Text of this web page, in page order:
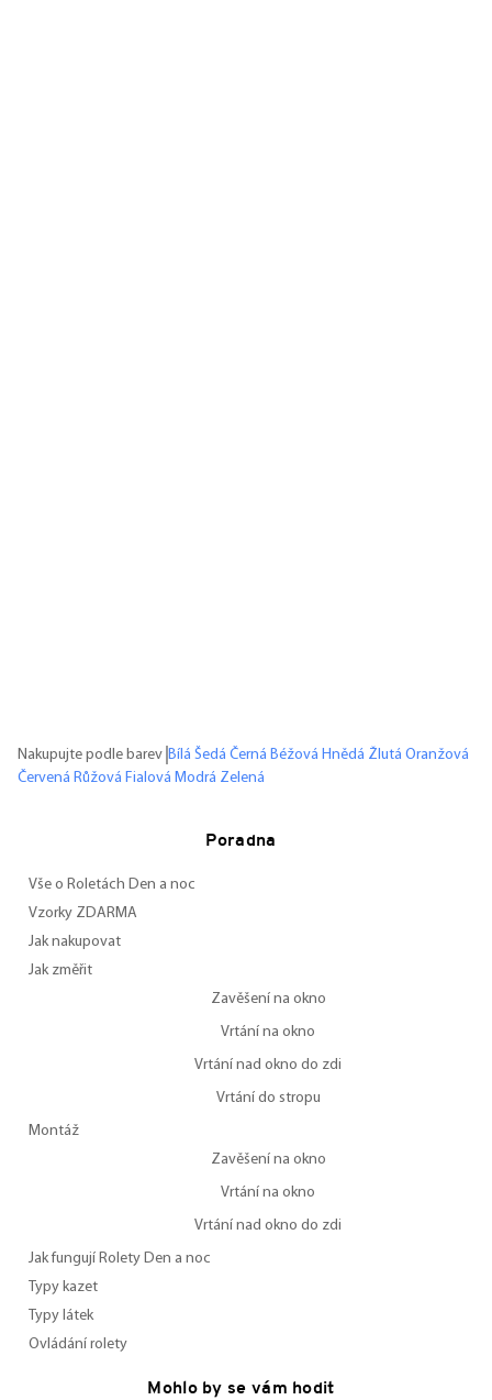
Nakupujte podle barev Bílá Šedá Černá Béžová Hnědá Žlutá Oranžová
Červená Růžová Fialová Modrá Zelená
Poradna
Vše o Roletách Den a noc
Vzorky ZDARMA
Jak nakupovat
Jak změřit
Zavěšení na okno
Vrtání na okno
Vrtání nad okno do zdi
Vrtání do stropu
Montáž
Zavěšení na okno
Vrtání na okno
Vrtání nad okno do zdi
Jak fungují Rolety Den a noc
Typy kazet
Typy látek
Ovládání rolety
Mohlo by se vám hodit